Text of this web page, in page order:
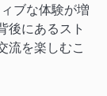
ブな体験が増
後にあるスト
流を楽しむこ